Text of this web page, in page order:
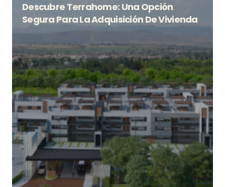
Descubre Terrahome: Una Opción
Segura Para La Adquisición De Vivienda